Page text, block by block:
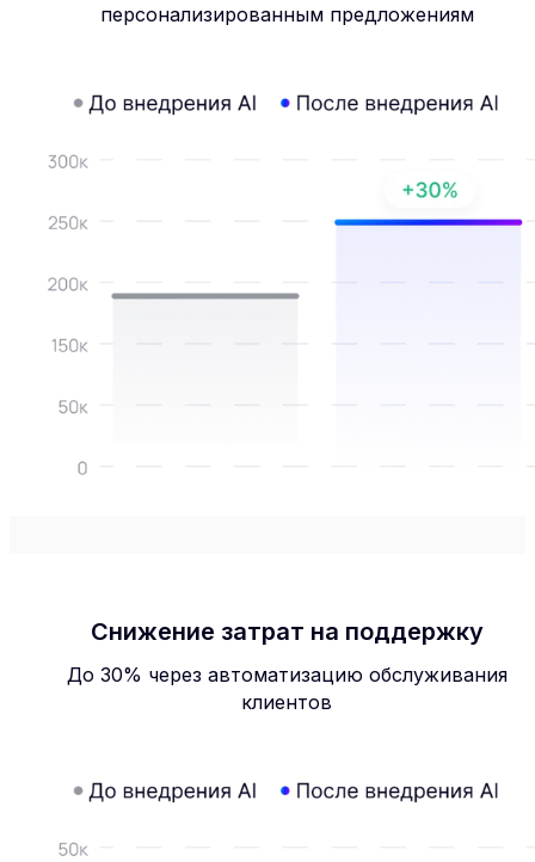
персонализированным предложениям
Снижение затрат на поддержку
До 30% через автоматизацию обслуживания
клиентов